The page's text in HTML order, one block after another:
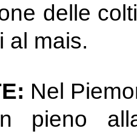
delle
al mais.
Nel
pieno